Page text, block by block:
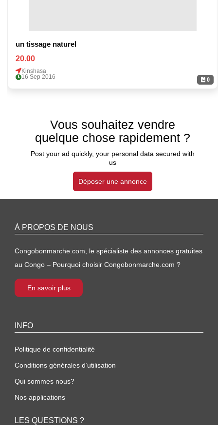
0
un tissage naturel
20.00
Kinshasa
16 Sep 2016
Vous souhaitez vendre
quelque chose rapidement ?
Post your ad quickly, your personal data secured with
us
Déposer une annonce
À PROPOS DE NOUS
Congobonmarche.com, le spécialiste des annonces gratuites
au Congo – Pourquoi choisir Congobonmarche.com ?
En savoir plus
INFO
Politique de confidentialité
Conditions générales d’utilisation
Qui sommes nous?
Nos applications
LES QUESTIONS ?